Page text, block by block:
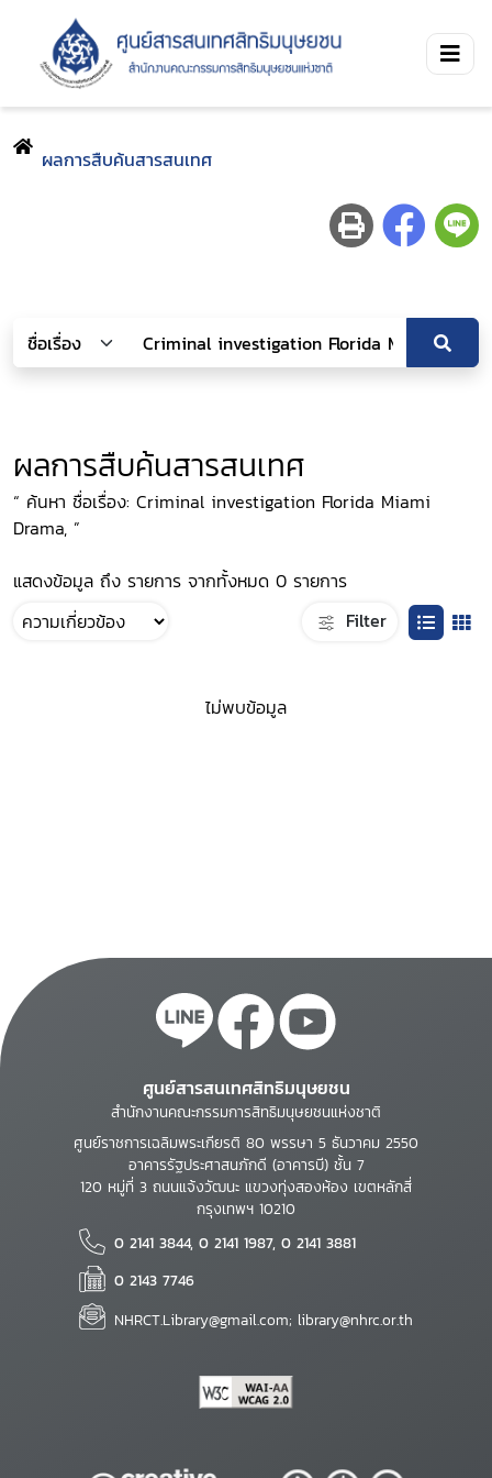
ผลการสืบค้นสารสนเทศ
ผลการสืบค้นสารสนเทศ
“ ค้นหา ชื่อเรื่อง: Criminal investigation Florida Miami
Drama, ”
แสดงข้อมูล ถึง รายการ จากทั้งหมด 0 รายการ
Filter
ไม่พบข้อมูล
ศูนย์สารสนเทศสิทธิมนุษยชน
สำนักงานคณะกรรมการสิทธิมนุษยชนแห่งชาติ
ศูนย์ราชการเฉลิมพระเกียรติ 80 พรรษา 5 ธันวาคม 2550
อาคารรัฐประศาสนภักดี (อาคารบี) ชั้น 7
120 หมู่ที่ 3 ถนนแจ้งวัฒนะ แขวงทุ่งสองห้อง เขตหลักสี่
กรุงเทพฯ 10210
0 2141 3844, 0 2141 1987, 0 2141 3881
0 2143 7746
NHRCT.Library@gmail.com; library@nhrc.or.th